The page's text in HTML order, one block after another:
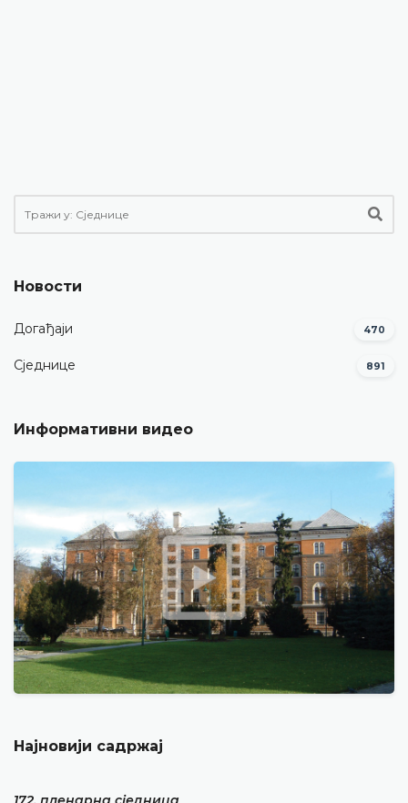
Новости
Догађаји 470
Сједнице 891
Информативни видео
Најновији садржај